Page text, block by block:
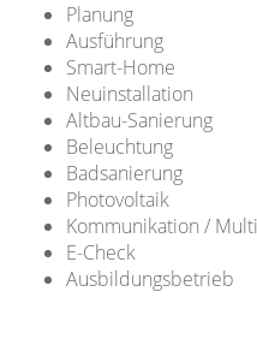
Planung
Ausführung
Smart-Home
Neuinstallation
Altbau-Sanierung
Beleuchtung
Badsanierung
Photovoltaik
Kommunikation /
E-Check
Ausbildungsbetrieb